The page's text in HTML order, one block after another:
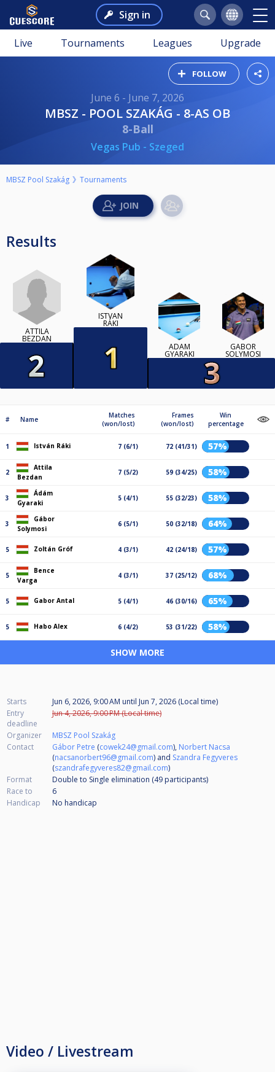
Sign in
Live Tournaments Leagues Upgrade
FOLLOW
June 6 - June 7, 2026
MBSZ - POOL SZAKÁG - 8-AS OB
8-Ball
Vegas Pub - Szeged
MBSZ Pool Szakág Tournaments
Results
ATTILA
BEZDAN
ISTVÁN
RÁKI
ÁDÁM
GYARAKI
GÁBOR
SOLYMOSI
# Name
Matches
(won/lost)
Frames
(won/lost)
Win
percentage
1 István Ráki 7 (6/1) 72 (41/31) 57%
2
Attila
Bezdan
7 (5/2) 59 (34/25) 58%
3
Ádám
Gyaraki
5 (4/1) 55 (32/23) 58%
3
Gábor
Solymosi
6 (5/1) 50 (32/18) 64%
5 Zoltán Gróf 4 (3/1) 42 (24/18) 57%
5
Bence
Varga
4 (3/1) 37 (25/12) 68%
5 Gabor Antal 5 (4/1) 46 (30/16) 65%
5 Habo Alex 6 (4/2) 53 (31/22) 58%
SHOW MORE
Starts Jun 6, 2026, 9:00 AM until Jun 7, 2026 (Local time)
Entry
deadline
Jun 4, 2026, 9:00 PM (Local time)
Organizer
MBSZ Pool Szakág
Contact
Gábor Petre (cowek24@gmail.com), Norbert Nacsa
(nacsanorbert96@gmail.com) and Szandra Fegyveres
(szandrafegyveres82@gmail.com)
Format
Double to Single elimination (49 participants)
Race to
6
Handicap
No handicap
Video / Livestream